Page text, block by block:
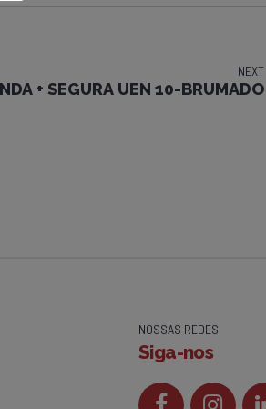
NEXT
+ SEGURA UEN 10-BRUMADO
NOSSAS REDES
Siga-nos